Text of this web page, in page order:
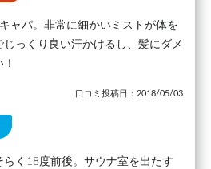
ャパ。非常に細かいミストが体を
っくり良い汗かけるし、髪にダメ
口コミ投稿日：2018/05/03
く18度前後。サウナ室を出たす